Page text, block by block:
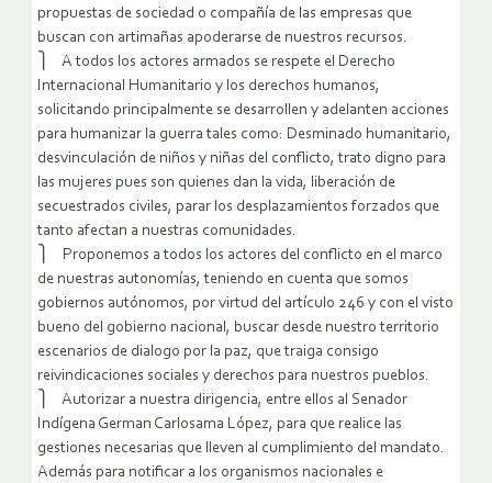
propuestas de sociedad o compañía de las empresas que
buscan con artimañas apoderarse de nuestros recursos.
⎫ A todos los actores armados se respete el Derecho
Internacional Humanitario y los derechos humanos,
solicitando principalmente se desarrollen y adelanten acciones
para humanizar la guerra tales como: Desminado humanitario,
desvinculación de niños y niñas del conflicto, trato digno para
las mujeres pues son quienes dan la vida, liberación de
secuestrados civiles, parar los desplazamientos forzados que
tanto afectan a nuestras comunidades.
⎫ Proponemos a todos los actores del conflicto en el marco
de nuestras autonomías, teniendo en cuenta que somos
gobiernos autónomos, por virtud del artículo 246 y con el visto
bueno del gobierno nacional, buscar desde nuestro territorio
escenarios de dialogo por la paz, que traiga consigo
reivindicaciones sociales y derechos para nuestros pueblos.
⎫ Autorizar a nuestra dirigencia, entre ellos al Senador
Indígena German Carlosama López, para que realice las
gestiones necesarias que lleven al cumplimiento del mandato.
Además para notificar a los organismos nacionales e